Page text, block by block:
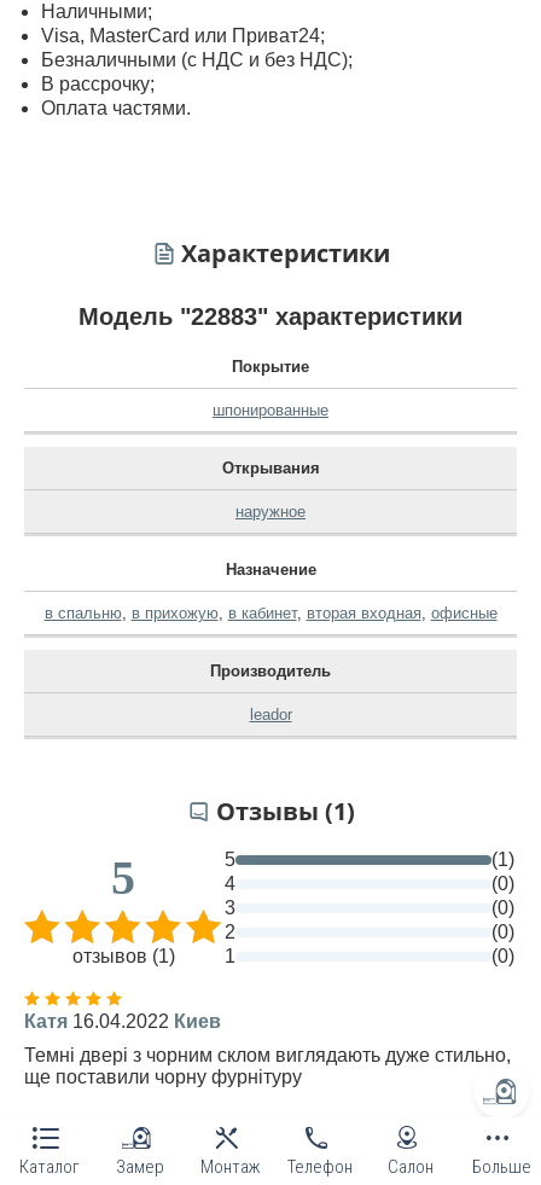
Каталог Замер Монтаж Телефон Салон Больше
Наличными;
Visa, MasterСard или Приват24;
Безналичными (с НДС и без НДС);
В рассрочку;
Оплата частями.
Характеристики
Модель "22883" характеристики
Покрытие
шпонированные
Открывания
наружное
Назначение
в спальню, в прихожую, в кабинет, вторая входная, офисные
Производитель
leador
Отзывы (1)
5
отзывов (1)
5
(1)
4
(0)
3
(0)
2
(0)
1
(0)
Катя 16.04.2022 Киев
Темні двері з чорним склом виглядають дуже стильно,
ще поставили чорну фурнітуру
Написать отзыв